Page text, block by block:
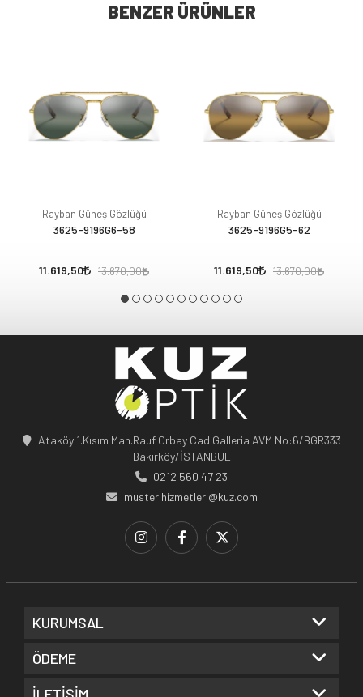
BENZER ÜRÜNLER
Rayban Güneş Gözlüğü
3625-9196G6-58
11.619,50 13.670,00
Rayban Güneş Gözlüğü
3625-9196G5-62
11.619,50 13.670,00
Ataköy 1.Kısım Mah.Rauf Orbay Cad.Galleria AVM No:6/BGR333
Bakırköy/İSTANBUL
0212 560 47 23
musterihizmetleri@kuz.com
KURUMSAL
ÖDEME